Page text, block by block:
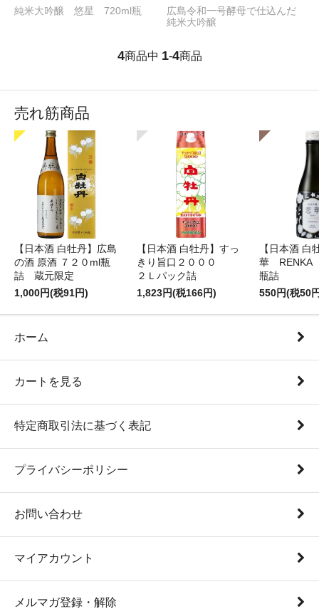
純米大吟醸 悠星 720ml瓶
広島令和一号酵母で仕込んだ
純米大吟醸
4商品中 1-4商品
売れ筋商品
【日本酒 白牡丹】広島
の酒 原酒 ７２０ml瓶
詰 蔵元限定
1,000円(税91円)
【日本酒 白牡丹】すっ
きり旨口２０００
２Ｌパック詰
1,823円(税166円)
【日本酒 白
華 RENKA
瓶詰
550円(税50
ホーム
カートを見る
特定商取引法に基づく表記
プライバシーポリシー
お問い合わせ
マイアカウント
メルマガ登録・解除